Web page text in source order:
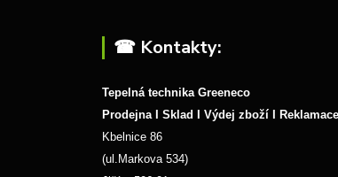
☎︎ Kontakty:
Tepelná technika Greeneco
Prodejna I Sklad I Výdej zboží I Reklamace
Kbelnice 86
(ul.Markova 534)